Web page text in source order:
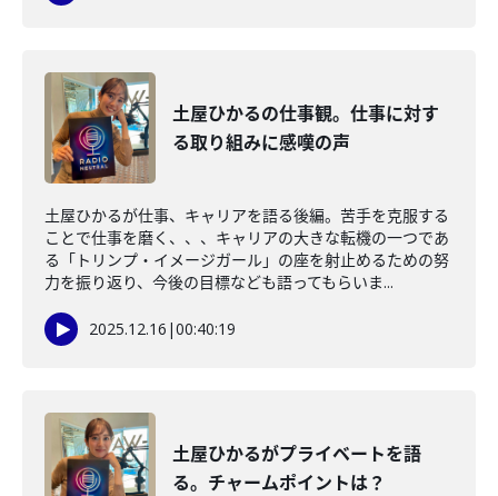
土屋ひかるの仕事観。仕事に対す
る取り組みに感嘆の声
土屋ひかるが仕事、キャリアを語る後編。苦手を克服する
ことで仕事を磨く、、、キャリアの大きな転機の一つであ
る「トリンプ・イメージガール」の座を射止めるための努
力を振り返り、今後の目標なども語ってもらいま...
2025.12.16 |00:40:19
土屋ひかるがプライベートを語
る。チャームポイントは？